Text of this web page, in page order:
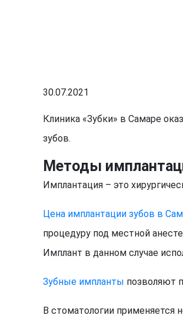
30.07.2021
Клиника «Зубки» в Самаре
зубов.
Методы
Имплантация – это
Цена имплантации зубов в
процедуру под местной
Имплант в данном случае
Зубные импланты позволяют
В стоматологии применяется